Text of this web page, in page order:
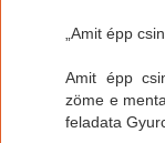
„Amit épp
Amit épp
zöme e
feladata